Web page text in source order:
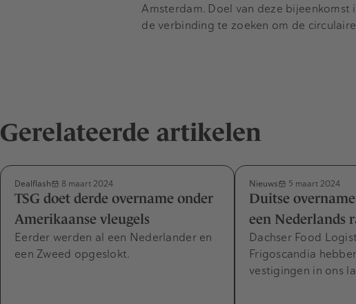
Amsterdam. Doel van deze
de verbinding te zoeken om de
Gerelateerde artikelen
Dealflash 8 maart 2024
TSG doet derde overname onder
Amerikaanse vleugels
Eerder werden al een Nederlander en
een Zweed opgeslokt.
Nieuws 5 maart 2024
Duitse
een Nederlands
Dachser Food
Frigoscandia
vestigingen in ons